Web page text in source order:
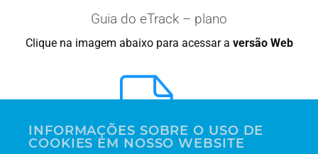
Guia do eTrack – plano
Clique na imagem abaixo para acessar a versão Web
INFORMAÇÕES SOBRE O USO DE
COOKIES EM NOSSO WEBSITE